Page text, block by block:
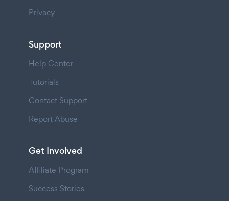
Privacy
Support
Help Center
Tutorials
Contact Support
Report Abuse
Get Involved
Affiliate Program
Success Stories